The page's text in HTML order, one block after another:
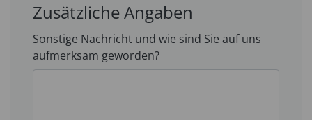
Zusätzliche Angaben
Sonstige Nachricht und wie sind Sie auf uns
aufmerksam geworden?